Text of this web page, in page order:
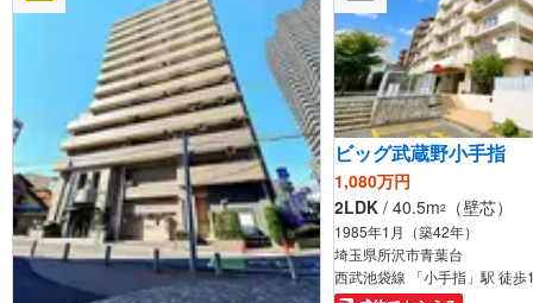
ビッグ武蔵野小手指
1,080万円
2LDK / 40.5m2 （壁芯）
1985年1月（築42年）
埼玉県所沢市青葉台
西武池袋線 「小手指」駅 徒歩